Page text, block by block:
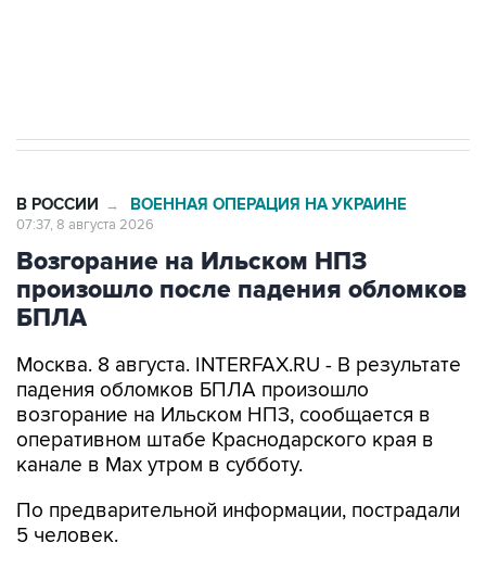
В РОССИИ → ВОЕННАЯ ОПЕРАЦИЯ НА УКРАИНЕ
07:37, 8 августа 2026
Возгорание на Ильском НПЗ
произошло после падения обломков
БПЛА
Москва. 8 августа. INTERFAX.RU - В результате
падения обломков БПЛА произошло
возгорание на Ильском НПЗ, сообщается в
оперативном штабе Краснодарского края в
канале в Max утром в субботу.
По предварительной информации, пострадали
5 человек.